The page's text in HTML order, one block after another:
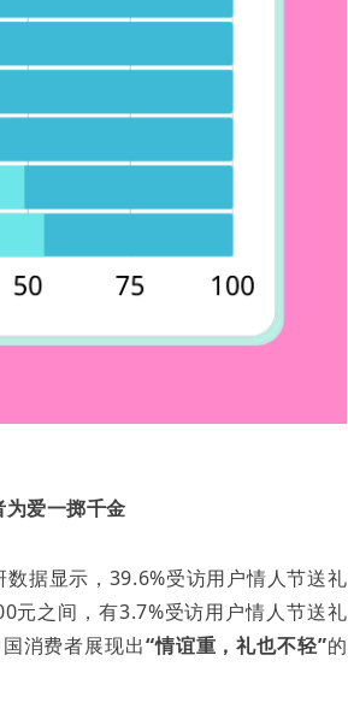
爱一掷千金
据显示，39.6%受访用户情人节送礼
元之间，有3.7%受访用户情人节送礼
消费者展现出“情谊重，礼也不轻”的